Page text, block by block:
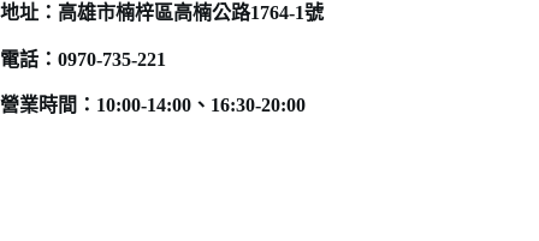
地址：高雄市楠梓區高楠公路1764-1號
電話：0970-735-221
營業時間：10:00-14:00、16:30-20:00